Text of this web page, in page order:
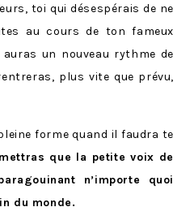
toi qui désespérais de ne
au cours de ton fameux
un nouveau rythme de
plus vite que prévu,
forme quand il faudra te
que la petite voix de
n’importe quoi
du monde.